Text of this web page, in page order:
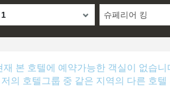
슈페리어 킹
본 호텔에 예약가능한 객실이 없습
의 호텔그룹 중 같은 지역의 다른 호